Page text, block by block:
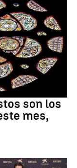
son los
mes,